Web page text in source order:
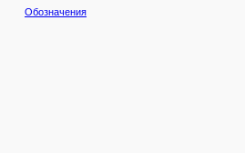
Обозначения